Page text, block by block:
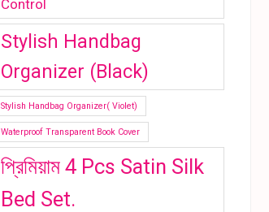
Control
Stylish Handbag
Organizer (Black)
Stylish Handbag Organizer( Violet)
Waterproof Transparent Book Cover
প্রিমিয়াম 4 Pcs Satin Silk
Bed Set.